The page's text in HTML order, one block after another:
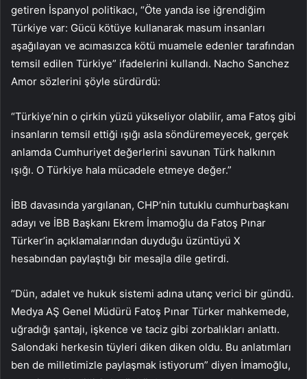
getiren İspanyol politikacı, “Öte yanda ise iğrendiğim
Türkiye var: Gücü kötüye kullanarak masum insanları
aşağılayan ve acımasızca kötü muamele edenler tarafından
temsil edilen Türkiye” ifadelerini kullandı. Nacho Sanchez
Amor sözlerini şöyle sürdürdü:
“Türkiye’nin o çirkin yüzü yükseliyor olabilir, ama Fatoş gibi
insanların temsil ettiği ışığı asla söndüremeyecek, gerçek
anlamda Cumhuriyet değerlerini savunan Türk halkının
ışığı. O Türkiye hala mücadele etmeye değer.”
İBB davasında yargılanan, CHP’nin tutuklu cumhurbaşkanı
adayı ve İBB Başkanı Ekrem İmamoğlu da Fatoş Pınar
Türker’in açıklamalarından duyduğu üzüntüyü X
hesabından paylaştığı bir mesajla dile getirdi.
“Dün, adalet ve hukuk sistemi adına utanç verici bir gündü.
Medya AŞ Genel Müdürü Fatoş Pınar Türker mahkemede,
uğradığı şantajı, işkence ve taciz gibi zorbalıkları anlattı.
Salondaki herkesin tüyleri diken diken oldu. Bu anlatımları
ben de milletimizle paylaşmak istiyorum” diyen İmamoğlu,